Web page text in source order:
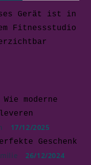
Gerät ist in
Fitnessstudio
moderne
17/12/2025
Geschenk
26/12/2024